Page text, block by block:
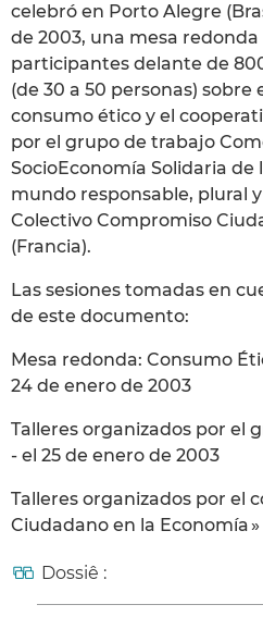
celebró en Porto Alegre
de 2003, una mesa
participantes delante de
(de 30 a 50 personas) sobre
consumo ético y el
por el grupo de trabajo
SocioEconomía Solidaria de
mundo responsable, plural
Colectivo Compromiso
(Francia).
Las sesiones tomadas en
de este documento:
Mesa redonda: Consumo
24 de enero de 2003
Talleres organizados por el
- el 25 de enero de 2003
Talleres organizados por el
Ciudadano en la Economía »
Dossiê :